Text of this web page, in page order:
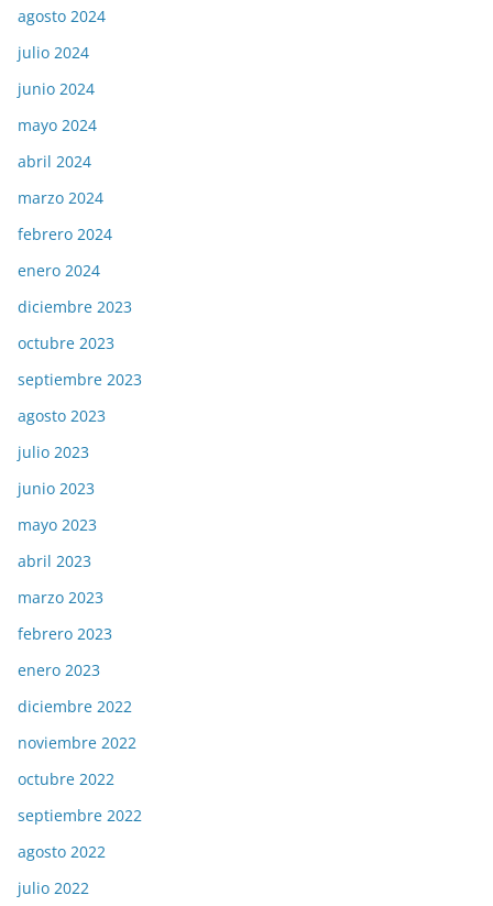
agosto 2024
julio 2024
junio 2024
mayo 2024
abril 2024
marzo 2024
febrero 2024
enero 2024
diciembre 2023
octubre 2023
septiembre 2023
agosto 2023
julio 2023
junio 2023
mayo 2023
abril 2023
marzo 2023
febrero 2023
enero 2023
diciembre 2022
noviembre 2022
octubre 2022
septiembre 2022
agosto 2022
julio 2022